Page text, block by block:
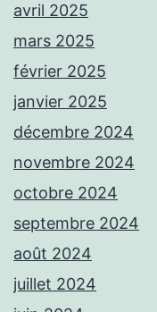
avril 2025
mars 2025
février 2025
janvier 2025
décembre 2024
novembre 2024
octobre 2024
septembre 2024
août 2024
juillet 2024